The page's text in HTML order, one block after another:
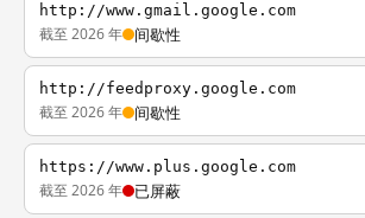
http://www.gmail.google.com
截至 2026 年 间歇性
http://feedproxy.google.com
截至 2026 年 间歇性
https://www.plus.google.com
截至 2026 年 已屏蔽